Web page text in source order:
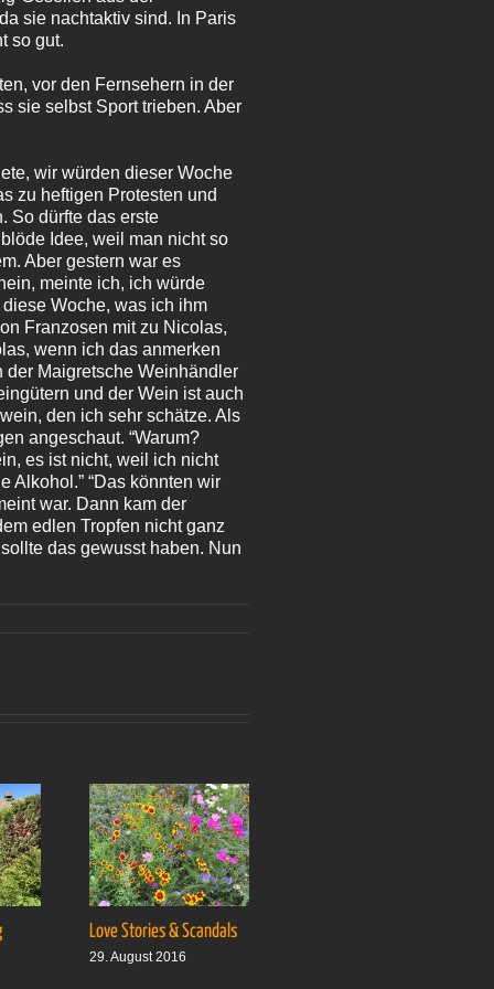
sie nachtaktiv sind. In Paris
so gut.
vor den Fernsehern in der
sie selbst Sport trieben. Aber
wir würden dieser Woche
zu heftigen Protesten und
So dürfte das erste
Idee, weil man nicht so
Aber gestern war es
meinte ich, ich würde
Woche, was ich ihm
Franzosen mit zu Nicolas,
wenn ich das anmerken
der Maigretsche Weinhändler
und der Wein ist auch
den ich sehr schätze. Als
angeschaut. “Warum?
es ist nicht, weil ich nicht
Alkohol.” “Das könnten wir
war. Dann kam der
edlen Tropfen nicht ganz
das gewusst haben. Nun
Love Stories & Scandals
29. August 2016